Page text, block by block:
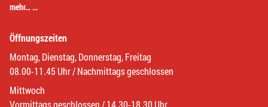
mehr… …
Öffnungszeiten
Montag, Dienstag, Donnerstag, Freitag
08.00-11.45 Uhr / Nachmittags geschlossen
Mittwoch
Vormittags geschlossen / 14.30-18.30 Uhr